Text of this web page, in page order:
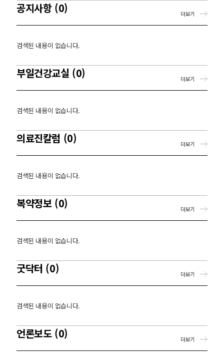
공지사항 (0)
검색된 내용이 없습니다.
더보기
부일건강교실 (0)
검색된 내용이 없습니다.
더보기
의료진칼럼 (0)
검색된 내용이 없습니다.
더보기
복약정보 (0)
검색된 내용이 없습니다.
더보기
굿닥터 (0)
검색된 내용이 없습니다.
더보기
언론보도 (0) 더보기